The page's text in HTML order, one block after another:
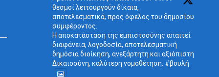
θεσμοί λειτουργούν δίκαια,
αποτελεσματικά, προς όφελος του δημοσίου
συμφέροντος.
Η αποκατάσταση της εμπιστοσύνης απαιτεί
διαφάνεια, λογοδοσία, αποτελεσματική
δημόσια διοίκηση, ανεξάρτητη και αξιόπιστη
Δικαιοσύνη, καλύτερη νομοθέτηση. #βουλή